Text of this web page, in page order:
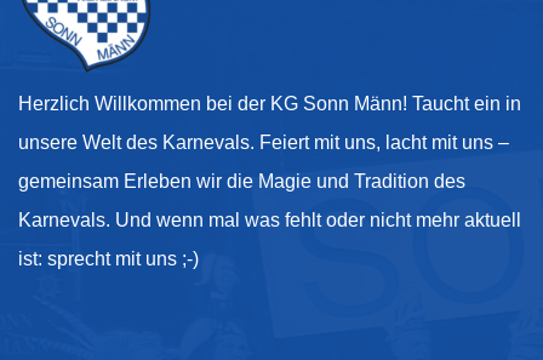
Herzlich Willkommen bei der KG Sonn Männ! Taucht ein in
unsere Welt des Karnevals. Feiert mit uns, lacht mit uns –
gemeinsam Erleben wir die Magie und Tradition des
Karnevals. Und wenn mal was fehlt oder nicht mehr aktuell
ist: sprecht mit uns ;-)